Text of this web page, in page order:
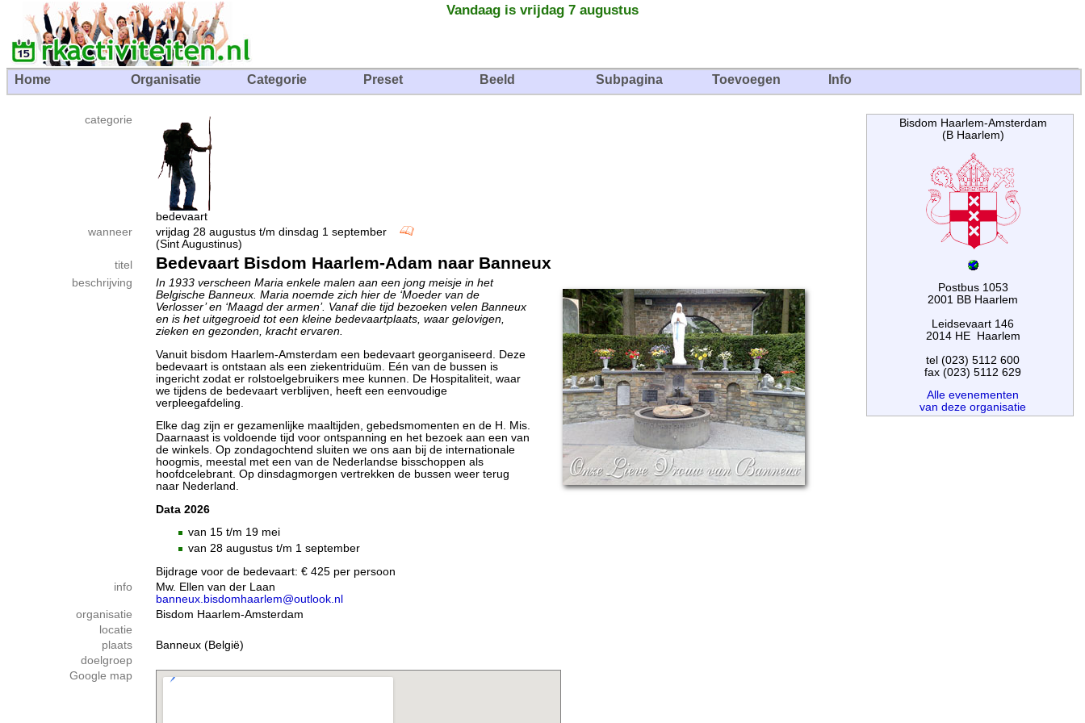
Vandaag is vrijdag 7 augustus
Home Organisatie Categorie Preset Beeld Subpagina Toevoegen Info
categorie
bedevaart
Bisdom Haarlem-Amsterdam
(B Haarlem)
Postbus 1053
2001 BB Haarlem
Leidsevaart 146
2014 HE Haarlem
tel (023) 5112 600
fax (023) 5112 629
Alle evenementen
van deze organisatie
wanneer
vrijdag 28 augustus t/m dinsdag 1 september
(Sint Augustinus)
titel
Bedevaart Bisdom Haarlem-Adam naar Banneux
beschrijving
In 1933 verscheen Maria enkele malen aan een jong meisje in het
Belgische Banneux. Maria noemde zich hier de ‘Moeder van de
Verlosser’ en ‘Maagd der armen’. Vanaf die tijd bezoeken velen Banneux
en is het uitgegroeid tot een kleine bedevaartplaats, waar gelovigen,
zieken en gezonden, kracht ervaren.
Vanuit bisdom Haarlem-Amsterdam een bedevaart georganiseerd. Deze
bedevaart is ontstaan als een ziekentriduüm. Eén van de bussen is
ingericht zodat er rolstoelgebruikers mee kunnen. De Hospitaliteit, waar
we tijdens de bedevaart verblijven, heeft een eenvoudige
verpleegafdeling.
Elke dag zijn er gezamenlijke maaltijden, gebedsmomenten en de H. Mis.
Daarnaast is voldoende tijd voor ontspanning en het bezoek aan een van
de winkels. Op zondagochtend sluiten we ons aan bij de internationale
hoogmis, meestal met een van de Nederlandse bisschoppen als
hoofdcelebrant. Op dinsdagmorgen vertrekken de bussen weer terug
naar Nederland.
Data 2026
van 15 t/m 19 mei
van 28 augustus t/m 1 september
Bijdrage voor de bedevaart: € 425 per persoon
info
Mw. Ellen van der Laan
banneux.bisdomhaarlem@outlook.nl
organisatie
Bisdom Haarlem-Amsterdam
locatie
plaats
Banneux (België)
doelgroep
Google map